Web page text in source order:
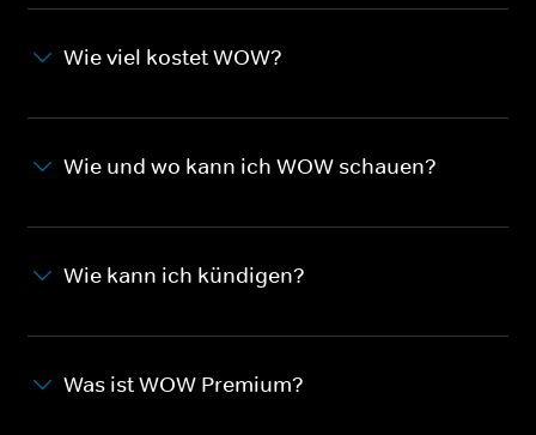
Wie viel kostet WOW?
Wie und wo kann ich WOW schauen?
Wie kann ich kündigen?
Was ist WOW Premium?